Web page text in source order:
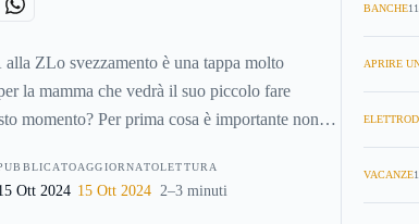
ZLo svezzamento è una tappa molto
la mamma che vedrà il suo piccolo fare
momento? Per prima cosa è importante non
di fronte ai “no” dei bambini. Ecco quindi
per la precisione, uno per ogni lettera
Ott 2024
AGGIORNATO
15 Ott 2024
LETTURA
2–3 minuti
BANCHE
APRIRE
VACANZE